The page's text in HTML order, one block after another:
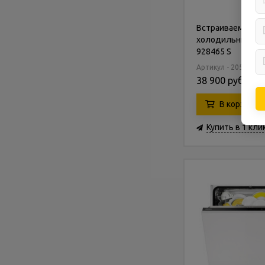
Встраиваемый
холодильник
928465 S
Артикул - 205868
38 900 руб.
В корзину
Купить в 1